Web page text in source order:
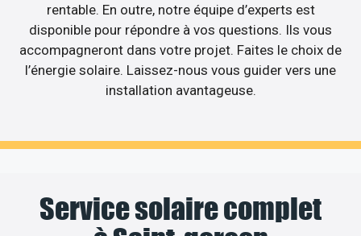
rentable. En outre, notre équipe d’experts est
disponible pour répondre à vos questions. Ils vous
accompagneront dans votre projet. Faites le choix de
l’énergie solaire. Laissez-nous vous guider vers une
installation avantageuse.
Service solaire complet